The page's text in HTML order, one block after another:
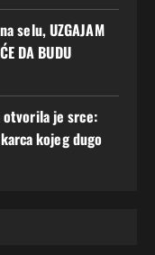
selu, UZGAJAM
DA BUDU
otvorila je srce:
kojeg dugo